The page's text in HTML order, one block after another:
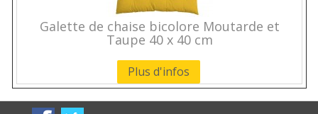
Galette de chaise bicolore Moutarde et
Taupe 40 x 40 cm
Plus d'infos